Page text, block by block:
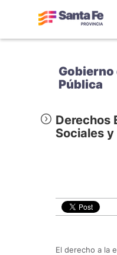
Pública
Derechos
Sociales
El derecho a la